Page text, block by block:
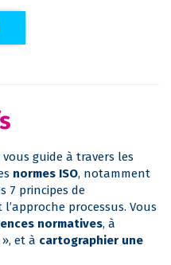
guide à travers les
normes ISO, notamment
7 principes de
processus. Vous
normatives, à
et à cartographier une